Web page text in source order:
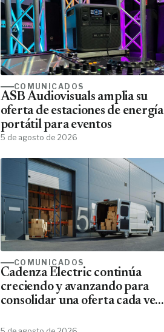
COMUNICADOS
ASB Audiovisuals amplia su
oferta de estaciones de energía
portátil para eventos
5 de agosto de 2026
COMUNICADOS
Cadenza Electric continúa
creciendo y avanzando para
consolidar una oferta cada vez
eléctrico Schneider